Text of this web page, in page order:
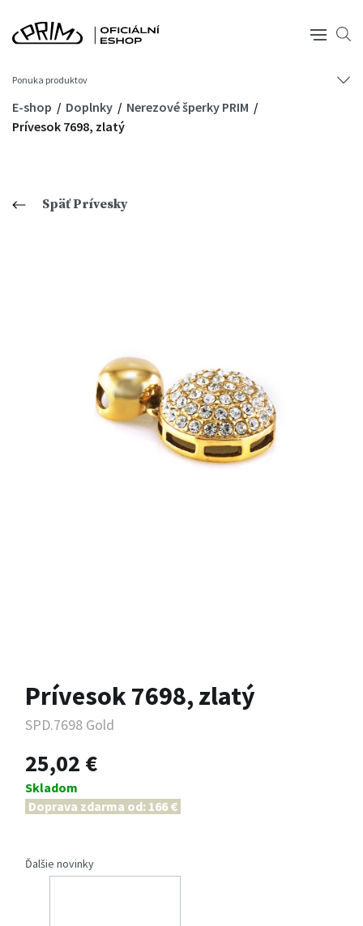
Ponuka produktov
E-shop Doplnky
Nerezové šperky PRIM
Prívesok 7698, zlatý
Späť Prívesky
Prívesok 7698, zlatý
SPD.7698 Gold
25,02 €
Skladom
Doprava zdarma od: 166 €
Ďalšie novinky